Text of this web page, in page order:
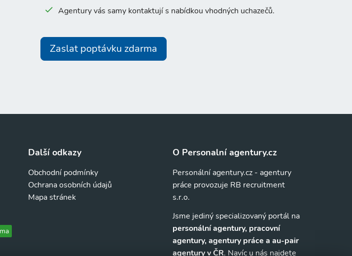
Agentury vás samy kontaktují s nabídkou vhodných uchazečů.
Zaslat poptávku zdarma
Další odkazy
Obchodní podmínky
Ochrana osobních údajů
Mapa stránek
O Personalní agentury.cz
Personální agentury.cz - agentury
práce provozuje RB recruitment
s.r.o.
Jsme jediný specializovaný portál na
personální agentury, pracovní
agentury, agentury práce a au-pair
agentury v ČR. Navíc u nás najdete